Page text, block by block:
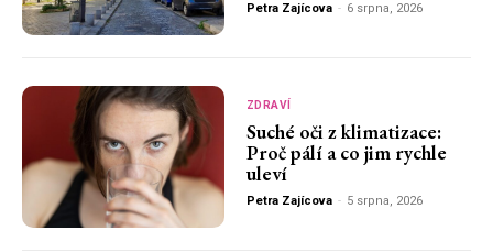
Petra Zajícova - 6 srpna, 2026
ZDRAVÍ
Suché oči z klimatizace:
Proč pálí a co jim rychle
uleví
Petra Zajícova - 5 srpna, 2026